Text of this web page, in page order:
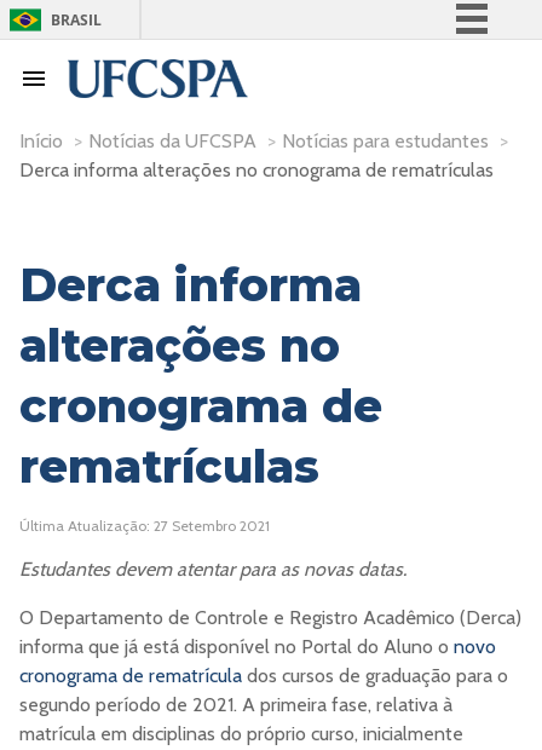
BRASIL
Participe
Acesso à informação
Início > Notícias da UFCSPA > Notícias para estudantes >
Derca informa alterações no cronograma de rematrículas
Derca informa
alterações no
cronograma de
rematrículas
Última Atualização: 27 Setembro 2021
Estudantes devem atentar para as novas datas.
O Departamento de Controle e Registro Acadêmico (Derca)
informa que já está disponível no Portal do Aluno o novo
cronograma de rematrícula dos cursos de graduação para o
segundo período de 2021. A primeira fase, relativa à
matrícula em disciplinas do próprio curso, inicialmente